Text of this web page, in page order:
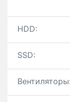
HDD:
SSD:
Вентиляторы: